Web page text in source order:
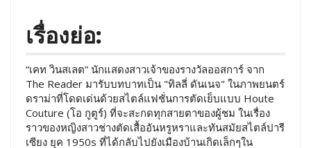
เรื่องย่อ:
“เคท วินสเลต” นักแสดงสาวเจ้าของรางวัลออสการ์ จาก
The Reader มารับบทบาทเป็น "ทิลลี่ ดันเนจ" ในภาพยนตร์
ดราม่าที่โดดเด่นด้วยสไตล์แฟชั่นการตัดเย็บแบบ Houte
Couture (โอ กูตูร์) ที่จะสะกดทุกสายตาของผู้ชม ในเรื่อง
ราวของหญิงสาวช่างตัดเสื้ออันหรูหราและทันสมัยสไตล์ปารี
เซียง ยุค 1950s ที่ได้กลับไปยังเมืองบ้านเกิดเล็กๆใน